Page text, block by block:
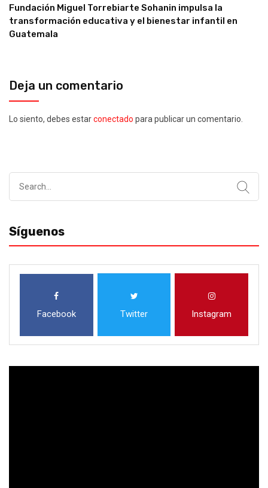
Fundación Miguel Torrebiarte Sohanin impulsa la
transformación educativa y el bienestar infantil en
Guatemala
Deja un comentario
Lo siento, debes estarconectado para publicar un comentario.
Síguenos
Facebook Twitter Instagram